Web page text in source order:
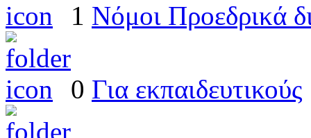
1 Νόμοι Προεδρικά
0 Για εκπαιδευτικούς